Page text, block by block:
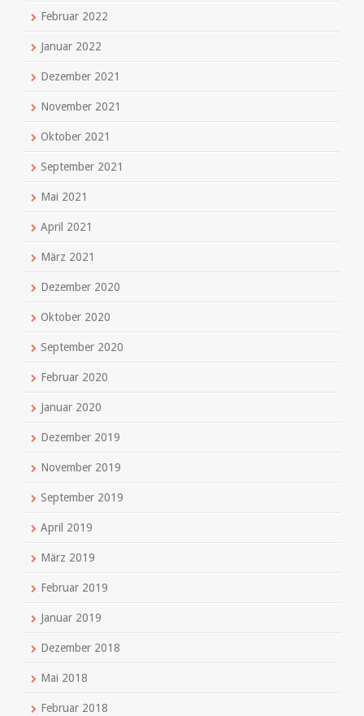
Februar 2022
Januar 2022
Dezember 2021
November 2021
Oktober 2021
September 2021
Mai 2021
April 2021
März 2021
Dezember 2020
Oktober 2020
September 2020
Februar 2020
Januar 2020
Dezember 2019
November 2019
September 2019
April 2019
März 2019
Februar 2019
Januar 2019
Dezember 2018
Mai 2018
Februar 2018